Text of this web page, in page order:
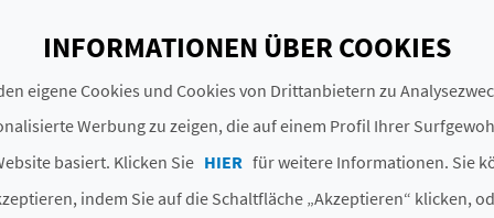
aus dem Bereich Aktivtourismus vorbereitet, wie
Valencia
Dienstleistungsunternehmen, die für Sie eine
Schätze entdecken und unsere Geschichte besser
INFORMATIONEN ÜBER COOKIES
eigene Cookies und Cookies von Drittanbietern zu
Werbung zu zeigen, die auf einem Profil Ihrer
basiert. Klicken Sie HIER für weitere Informationen. Sie
indem Sie auf die Schaltfläche „Akzeptieren“ klicken,